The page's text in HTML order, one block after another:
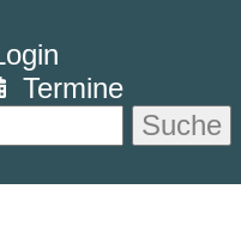
Termine
Suche